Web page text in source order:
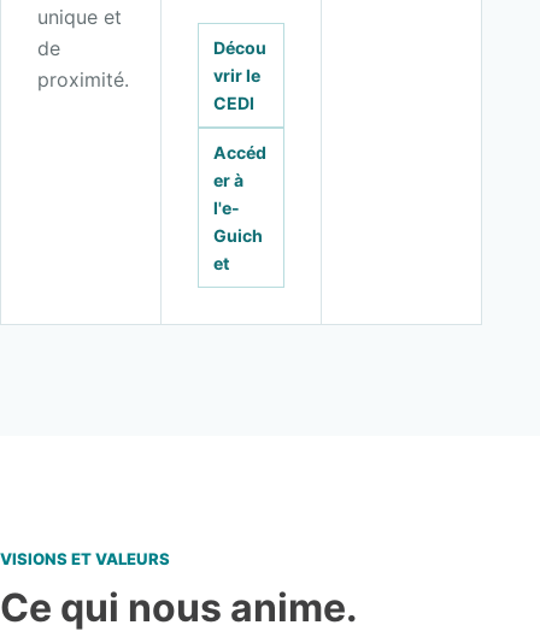
unique et
de
proximité.
Décou
vrir le
CEDI
Accéd
er à
l'e-
Guich
et
VISIONS ET VALEURS
Ce qui nous anime.